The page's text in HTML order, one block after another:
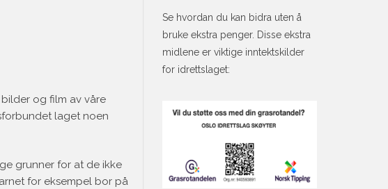
og film av våre
laget noen
grunner for at de ikke
for eksempel bor på
Se hvordan du kan bidra uten å
bruke ekstra penger. Disse ekstra
midlene er viktige inntektskilder
for idrettslaget: